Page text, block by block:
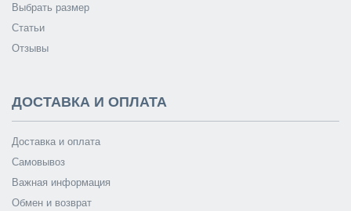
Выбрать размер
Статьи
Отзывы
ДОСТАВКА И ОПЛАТА
Доставка и оплата
Самовывоз
Важная информация
Обмен и возврат